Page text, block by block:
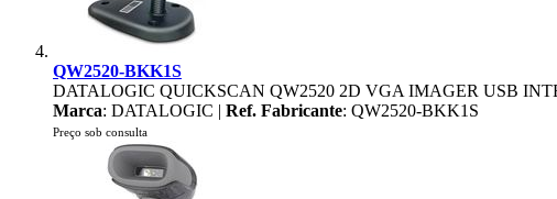
QW2520-BKK1S
DATALOGIC QUICKSCAN QW2520 2D VGA IMAGER USB
Marca: DATALOGIC | Ref. Fabricante: QW2520-BKK1S
Preço sob consulta